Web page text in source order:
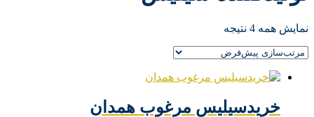
نمایش همه 4 نتیجه
خریدسیلیس مرغوب همدان